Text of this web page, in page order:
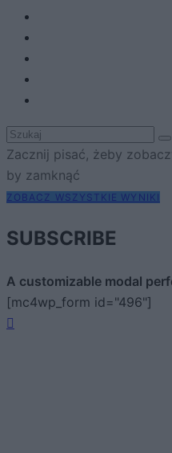
Zacznij pisać, żeby
by zamknąć
ZOBACZ WSZYSTKIE WYNIKI
SUBSCRIBE
A customizable modal
[mc4wp_form id="496"]